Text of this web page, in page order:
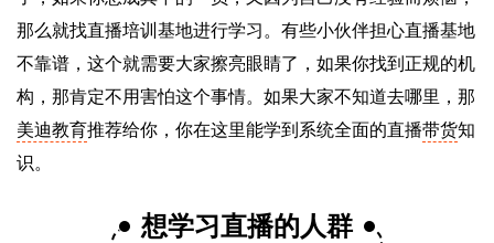
那么就找直播培训基地进行学习。有些小伙伴担心直播基地
不靠谱，这个就需要大家擦亮眼睛了，如果你找到正规的机
构，那肯定不用害怕这个事情。如果大家不知道去哪里，那
美迪教育推荐给你，你在这里能学到系统全面的直播带货知
识。
想学习直播的人群